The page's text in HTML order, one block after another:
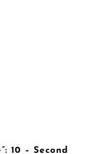
10 – Second